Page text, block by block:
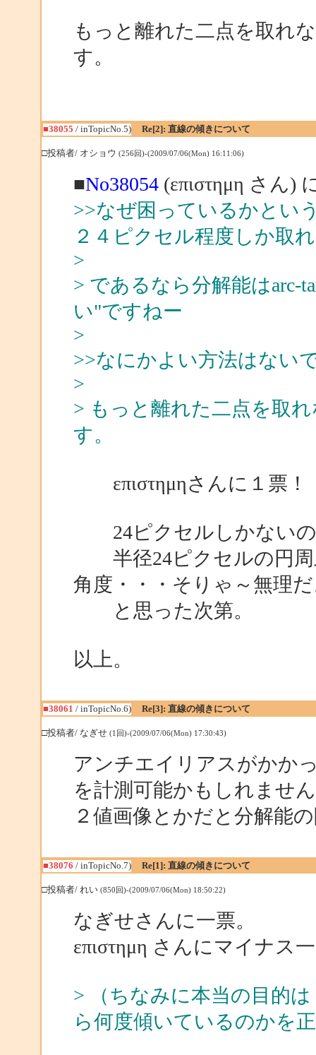
もっと離れた二点を取れ
す。
■38055 / inTopicNo.5) Re[2]: 直線の傾きについて
□投稿者/ オショウ (256回)-(2009/07/06(Mon) 16:11:06)
■No38054(επιστημη さん)
>>なぜ困っているかとい
２４ピクセル程度しか取
>
> であるなら分解能はarc-
い"ですねー
>
>>なにかよい方法はない
>
> もっと離れた二点を取
す。
επιστημηさんに１票！
24ピクセルしかないの
半径24ピクセルの円周
角度・・・そりゃ～無理
と思った次第。
以上。
■38061 / inTopicNo.6) Re[3]: 直線の傾きについて
□投稿者/ なぎせ (1回)-(2009/07/06(Mon) 17:30:43)
アンチエイリアスがかか
を計測可能かもしれませ
２値画像とかだと分解能
■38076 / inTopicNo.7) Re[1]: 直線の傾きについて
□投稿者/ れい (850回)-(2009/07/06(Mon) 18:50:22)
なぎせさんに一票。
επιστημη さんにマイナス
> （ちなみに本当の目的
ら何度傾いているのかを